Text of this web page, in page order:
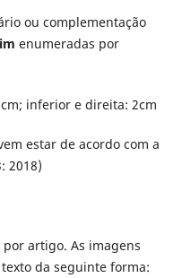
ou complementação
enumeradas por
inferior e direita: 2cm
estar de acordo com a
2018)
artigo. As imagens
da seguinte forma: